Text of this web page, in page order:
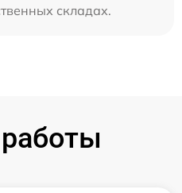
складах.